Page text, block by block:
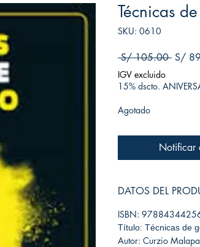
Técnicas
SKU: 0610
S/ 105.00 Precio
S/
IGV excluido
15% dscto.
Agotado
Notificar
DATOS DEL
ISBN:
Título: Técnicas de
Autor: Curzio